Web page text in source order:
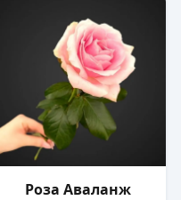
Роза Аваланж